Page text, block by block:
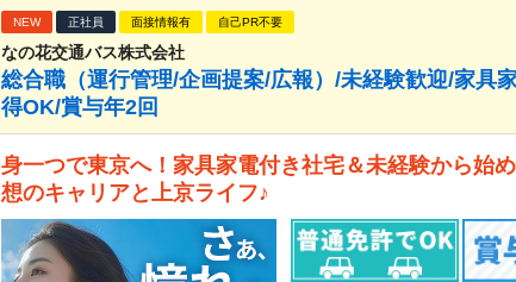
NEW 正社員 面接情報有 自己PR不要
なの花交通バス株式会社
総合職（運行管理/企画提案/広報）/未経験歓迎/家具
得OK/賞与年2回
身一つで東京へ！家具家電付き社宅＆未経験から始
想のキャリアと上京ライフ♪